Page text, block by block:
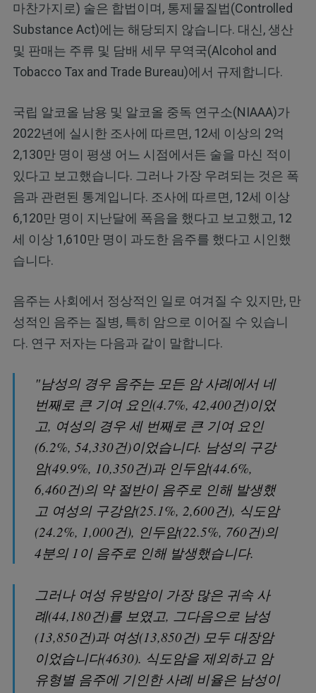
마찬가지로) 술은 합법이며, 통제물질법(Controlled
Substance Act)에는 해당되지 않습니다. 대신, 생산
및 판매는 주류 및 담배 세무 무역국(Alcohol and
Tobacco Tax and Trade Bureau)에서 규제합니다.
국립 알코올 남용 및 알코올 중독 연구소(NIAAA)가
2022년에 실시한 조사에 따르면, 12세 이상의 2억
2,130만 명이 평생 어느 시점에서든 술을 마신 적이
있다고 보고했습니다. 그러나 가장 우려되는 것은 폭
음과 관련된 통계입니다. 조사에 따르면, 12세 이상
6,120만 명이 지난달에 폭음을 했다고 보고했고, 12
세 이상 1,610만 명이 과도한 음주를 했다고 시인했
습니다.
음주는 사회에서 정상적인 일로 여겨질 수 있지만, 만
성적인 음주는 질병, 특히 암으로 이어질 수 있습니
다. 연구 저자는 다음과 같이 말합니다.
"남성의 경우 음주는 모든 암 사례에서 네
번째로 큰 기여 요인(4.7%, 42,400건)이었
고, 여성의 경우 세 번째로 큰 기여 요인
(6.2%, 54,330건)이었습니다. 남성의 구강
암(49.9%, 10,350건)과 인두암(44.6%,
6,460건)의 약 절반이 음주로 인해 발생했
고 여성의 구강암(25.1%, 2,600건), 식도암
(24.2%, 1,000건), 인두암(22.5%, 760건)의
4분의 1이 음주로 인해 발생했습니다.
그러나 여성 유방암이 가장 많은 귀속 사
례(44,180건)를 보였고, 그다음으로 남성
(13,850건)과 여성(13,850건) 모두 대장암
이었습니다(4630). 식도암을 제외하고 암
유형별 음주에 기인한 사례 비율은 남성이